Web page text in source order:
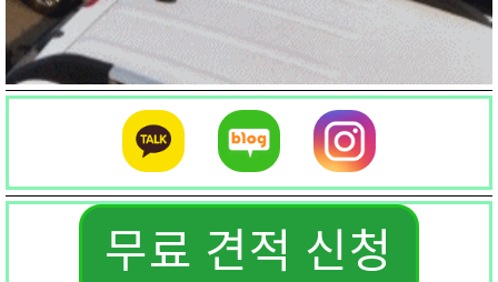
무료 견적 신청